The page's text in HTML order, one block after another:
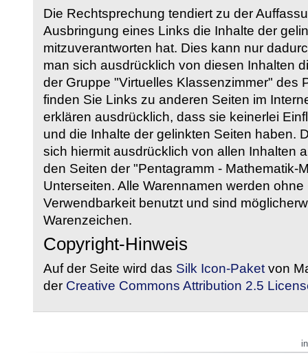
Die Rechtsprechung tendiert zu der
Ausbringung eines Links die Inhalte der
mitzuverantworten hat. Dies kann nur
man sich ausdrücklich von diesen Inhalten
der Gruppe "Virtuelles Klassenzimmer" des
finden Sie Links zu anderen Seiten im
erklären ausdrücklich, dass sie keinerlei
und die Inhalte der gelinkten Seiten haben.
sich hiermit ausdrücklich von allen Inhalten
den Seiten der "Pentagramm - Mathematik-
Unterseiten. Alle Warennamen werden
Verwendbarkeit benutzt und sind
Warenzeichen.
Copyright-Hinweis
Auf der Seite wird das Silk Icon-Paket von
der Creative Commons Attribution 2.5